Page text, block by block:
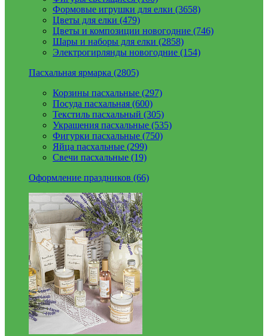
Формовые игрушки для елки (3658)
Цветы для елки (479)
Цветы и композиции новогодние (746)
Шары и наборы для елки (2858)
Электрогирлянды новогодние (154)
Пасхальная ярмарка (2805)
Корзины пасхальные (297)
Посуда пасхальная (600)
Текстиль пасхальный (305)
Украшения пасхальные (535)
Фигурки пасхальные (750)
Яйца пасхальные (299)
Свечи пасхальные (19)
Оформление праздников (66)